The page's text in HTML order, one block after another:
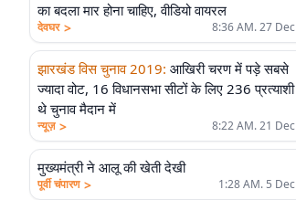
का बदला मार होना चाहिए, वीडियो वायरल
देवघर > 8:36 AM. 27 Dec
झारखंड विस चुनाव 2019: आखिरी चरण में पड़े सबसे
ज्यादा वोट, 16 विधानसभा सीटों के लिए 236 प्रत्याशी
थे चुनाव मैदान में
न्यूज़ > 8:22 AM. 21 Dec
मुख्यमंत्री ने आलू की खेती देखी
पूर्वी चंपारण > 1:28 AM. 5 Dec